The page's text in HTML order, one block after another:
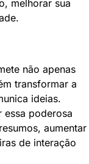
melhorar sua
não apenas
transformar a
ideias.
essa poderosa
aumentar
de interação